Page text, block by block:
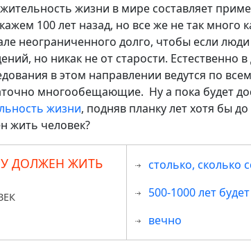
жизни в мире составляет
100 лет назад, но все же не так много
неограниченного долго, чтобы если
но никак не от старости. Естественно
в этом направлении ведутся по
многообещающие. Ну а пока будет
жизни, подняв планку лет хотя бы
жить человек?
ДОЛЖЕН ЖИТЬ
столько, сколько
500-1000 лет
вечно